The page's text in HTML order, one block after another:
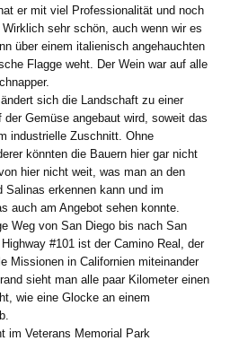
er mit viel Professionalität und noch
sehr schön, auch wenn wir es
über einem italienisch angehauchten
Flagge weht. Der Wein war auf alle
sich die Landschaft zu einer
der Gemüse angebaut wird, soweit das
industrielle Zuschnitt. Ohne
könnten die Bauern hier gar nicht
hier nicht weit, was man an den
Salinas erkennen kann und im
auch am Angebot sehen konnte.
Weg von San Diego bis nach San
#101 ist der Camino Real, der
Missionen in Californien miteinander
sieht man alle paar Kilometer einen
wie eine Glocke an einem
im Veterans Memorial Park